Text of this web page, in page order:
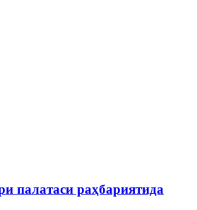
палатаси раҳбариятида